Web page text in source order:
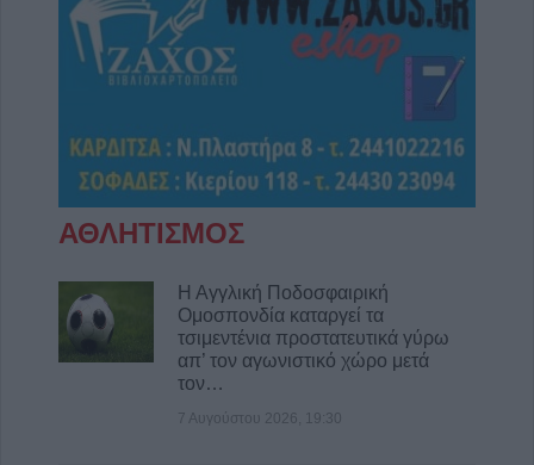
ΑΘΛΗΤΙΣΜΟΣ
Η Αγγλική Ποδοσφαιρική
Ομοσπονδία καταργεί τα
τσιμεντένια προστατευτικά γύρω
απ’ τον αγωνιστικό χώρο μετά
τον…
7 Αυγούστου 2026, 19:30